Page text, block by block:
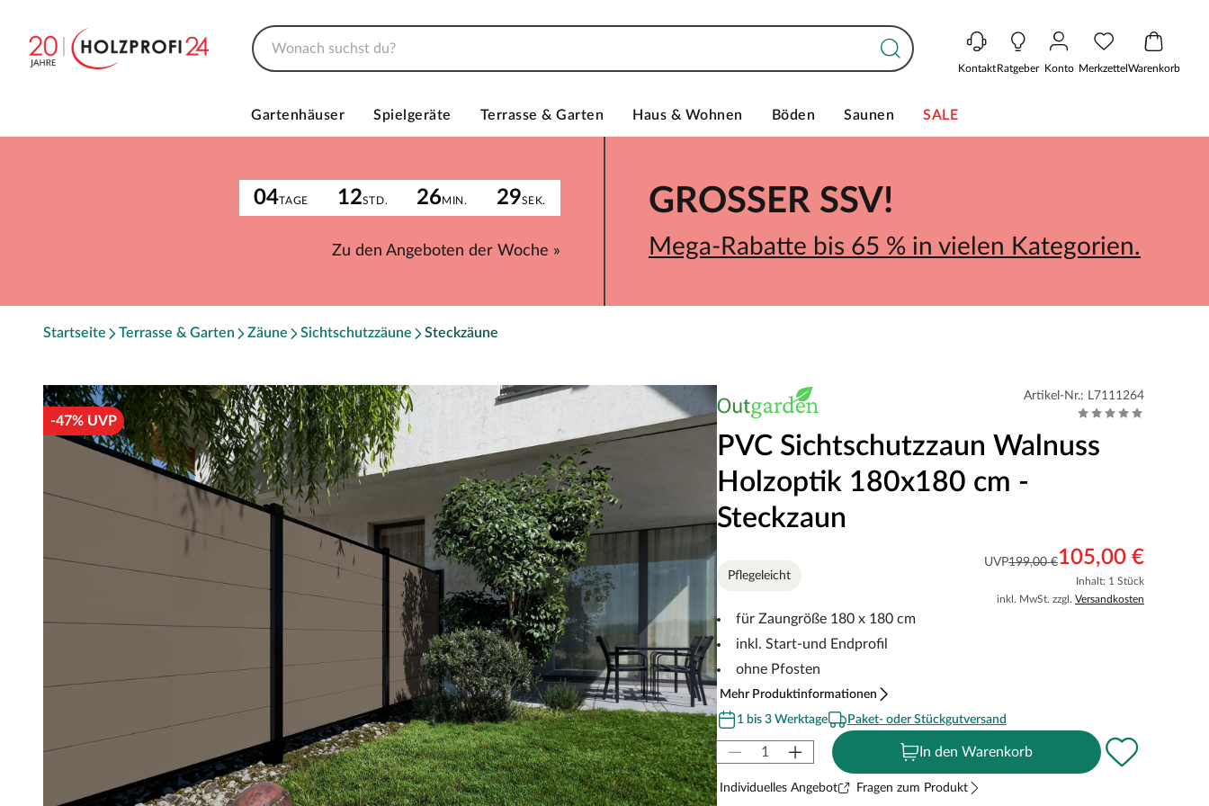
KontaktRatgeber Konto MerkzettelWarenkorb
Gartenhäuser Spielgeräte Terrasse & Garten Haus & Wohnen Böden Saunen SALE
04TAGE 12STD. 26MIN. 29SEK.
Zu den Angeboten der Woche »
GROSSER SSV!
Mega-Rabatte bis 65 % in vielen Kategorien.
Startseite Terrasse & Garten Zäune Sichtschutzzäune Steckzäune
-47% UVP
Artikel-Nr.: L7111264
PVC Sichtschutzzaun Walnuss
Holzoptik 180x180 cm -
Steckzaun
UVP199,00 €105,00 €
Inhalt: 1 Stück
inkl. MwSt. zzgl. Versandkosten
Pflegeleicht
für Zaungröße 180 x 180 cm
inkl. Start-und Endprofil
ohne Pfosten
Mehr Produktinformationen
1 bis 3 Werktage
Paket- oder Stückgutversand
In den Warenkorb
Individuelles Angebot Fragen zum Produkt